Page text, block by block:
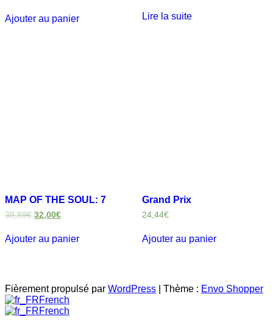
Ajouter au panier Lire la suite
MAP OF THE SOUL: 7
38,89€ 32,00€
Ajouter au panier
Grand Prix
24,44€
Ajouter au panier
Fièrement propulsé par WordPress Thème : Envo Shopper
French
French